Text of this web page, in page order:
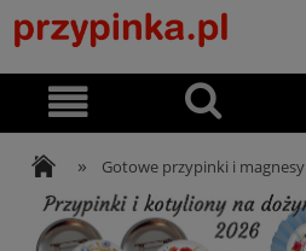
» Gotowe przypinki i magnesy